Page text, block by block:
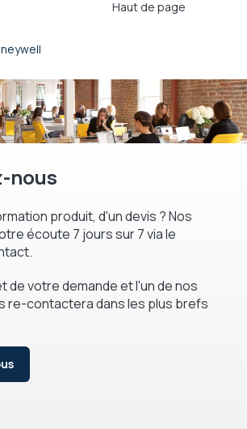
Haut de page
nous
produit, d'un devis ? Nos
écoute 7 jours sur 7 via le
de votre demande et l'un de nos
re-contactera dans les plus brefs